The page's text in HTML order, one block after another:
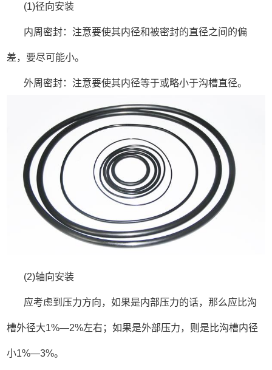
(1)径向安装
内周密封：注意要使其内径和被密封的直径之间的偏
差，要尽可能小。
外周密封：注意要使其内径等于或略小于沟槽直径。
(2)轴向安装
应考虑到压力方向，如果是内部压力的话，那么应比沟
槽外径大1%—2%左右；如果是外部压力，则是比沟槽内径
小1%—3%。